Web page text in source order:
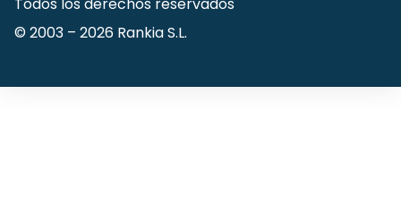
© 2003 – 2026 Rankia S.L.